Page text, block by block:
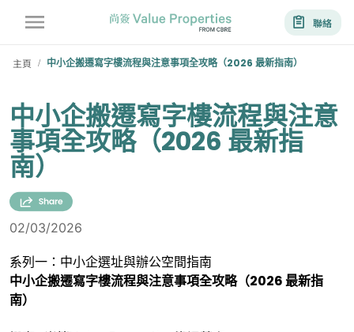
聯絡
主頁 / 中小企搬遷寫字樓流程與注意事項全攻略（2026 最新指南）
中小企搬遷寫字樓流程與注意
事項全攻略（2026 最新指
南）
02/03/2026
系列一：中小企選址與辦公空間指南
中小企搬遷寫字樓流程與注意事項全攻略（2026 最新指
南）